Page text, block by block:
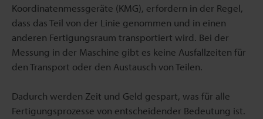
Koordinatenmessgeräte (KMG), erfordern in der Regel,
dass das Teil von der Linie genommen und in einen
anderen Fertigungsraum transportiert wird. Bei der
Messung in der Maschine gibt es keine Ausfallzeiten für
den Transport oder den Austausch von Teilen.
Dadurch werden Zeit und Geld gespart, was für alle
Fertigungsprozesse von entscheidender Bedeutung ist.